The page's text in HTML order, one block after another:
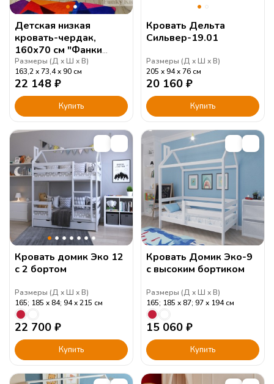
Детская низкая
кровать-чердак,
160х70 см "Фанки
Кидз 9" + лестница
13/19 СВ (Азбука
Мебели)
Размеры (Д Ш В)
163,2
73,4 90 см
22 148 ₽
Купить
Кровать Дельта
Сильвер-19.01
Размеры (Д Ш В)
205
94 76 см
20 160 ₽
Купить
Кровать домик Эко 12
с 2 бортом
Размеры (Д Ш В)
165; 185
84; 94 215 см
22 700 ₽
Купить
Кровать Домик Эко-9
с высоким бортиком
Размеры (Д Ш В)
165; 185
87; 97 194 см
15 060 ₽
Купить